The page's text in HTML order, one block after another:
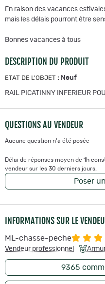
En raison des vacances
mais les délais pourront être
Bonnes vacances à tous
DESCRIPTION DU PRODUIT
ETAT DE L'OBJET : Neuf
RAIL PICATINNY INFERIEUR
QUESTIONS AU VENDEUR
Aucune question n'a été posée
Délai de réponses moyen de 1h
vendeur sur les 30 derniers jours.
Poser
INFORMATIONS SUR LE
ML-chasse-peche
Vendeur professionnel
9365